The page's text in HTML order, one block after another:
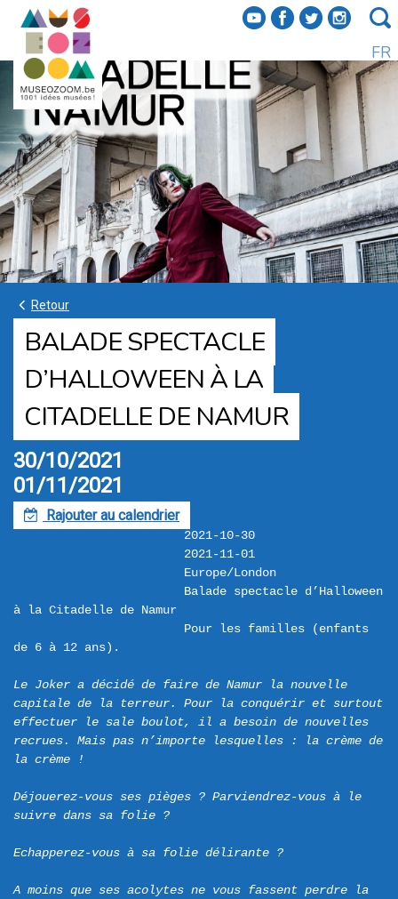
f a b e
FR
k Retour
BALADE SPECTACLE
D’HALLOWEEN À LA
CITADELLE DE NAMUR
30/10/2021
01/11/2021
F Rajouter au calendrier
2021-10-30
2021-11-01
Europe/London
Balade spectacle d’Halloween
à la Citadelle de Namur
Pour les familles (enfants
de 6 à 12 ans).
Le Joker a décidé de faire de Namur la nouvelle
capitale de la terreur. Pour la conquérir et surtout
effectuer le sale boulot, il a besoin de nouvelles
recrues. Mais pas n’importe lesquelles : la crème de
la crème !
Déjouerez-vous ses pièges ? Parviendrez-vous à le
suivre dans sa folie ?
Echapperez-vous à sa folie délirante ?
A moins que ses acolytes ne vous fassent perdre la